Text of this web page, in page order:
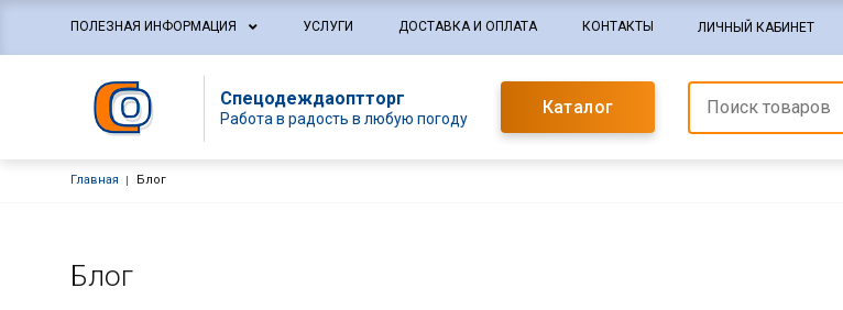
Основная навигация
ПОЛЕЗНАЯ ИНФОРМАЦИЯ УСЛУГИ ДОСТАВКА И ОПЛАТА КОНТАКТЫ ЛИЧНЫЙ КАБИНЕТ
Спецодеждаоптторг
Работа в радость в любую погоду
Каталог
Строка навигации
Главная Блог
Блог